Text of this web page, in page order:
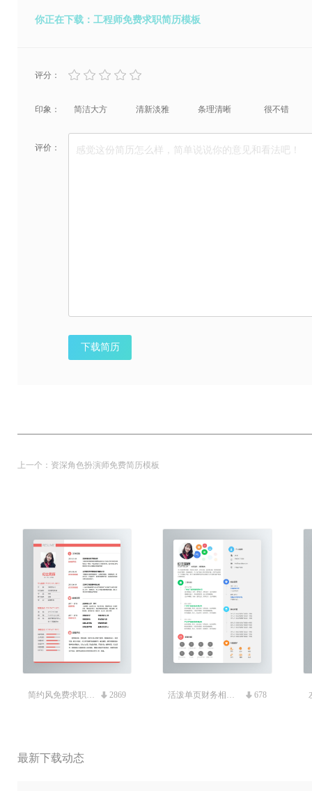
你正在下载：工程师免费求职简历模板
评分：
印象： 简洁大方 清新淡雅 条理清晰 很不错
评价：
下载简历
上一个： 资深角色扮演师免费简历模板
2869 678
最新下载动态